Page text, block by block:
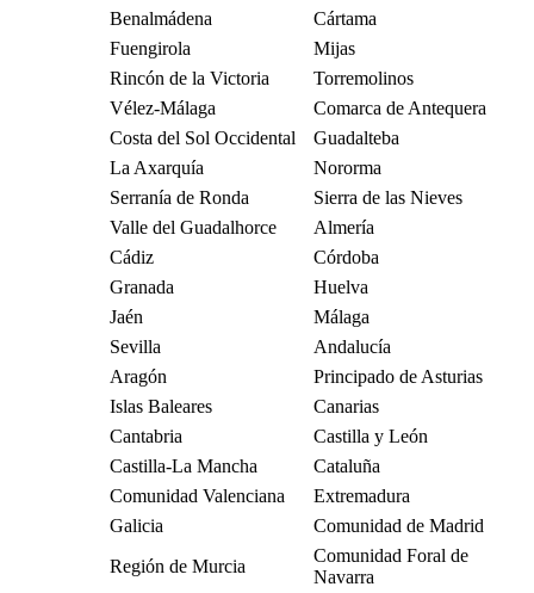
Benalmádena
Cártama
Fuengirola
Mijas
Rincón de la Victoria
Torremolinos
Vélez-Málaga
Comarca de Antequera
Costa del Sol Occidental
Guadalteba
La Axarquía
Nororma
Serranía de Ronda
Sierra de las Nieves
Valle del Guadalhorce
Almería
Cádiz
Córdoba
Granada
Huelva
Jaén
Málaga
Sevilla
Andalucía
Aragón
Principado de Asturias
Islas Baleares
Canarias
Cantabria
Castilla y León
Castilla-La Mancha
Cataluña
Comunidad Valenciana
Extremadura
Galicia
Comunidad de Madrid
Región de Murcia
Comunidad Foral de
Navarra